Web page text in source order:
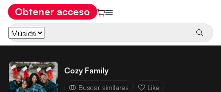
Obtener acceso
Cozy Family
Buscar similares
Like